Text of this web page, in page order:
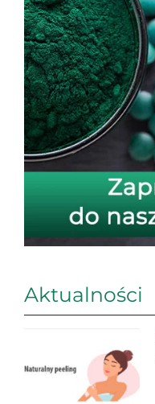
Aktualności